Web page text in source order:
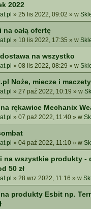
2022
» 25 lis 2022, 09:02 » w
na całą ofertę
» 10 lis 2022, 17:35 » w
na wszystko
» 08 lis 2022, 08:29 » w
Noże, miecze i
» 27 paź 2022, 10:19 » w
rękawice Mechanix
» 07 paź 2022, 11:40 » w
» 04 paź 2022, 11:10 » w
na wszystkie produkty -
50 zł
» 28 wrz 2022, 11:16 » w
produkty Esbit np.